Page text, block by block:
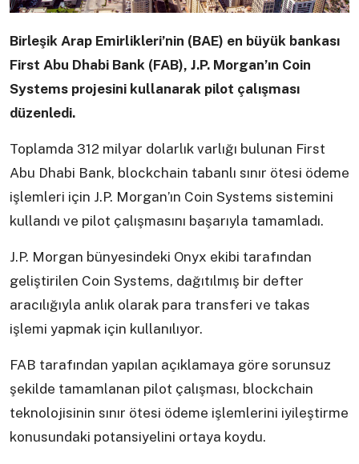
Birleşik Arap Emirlikleri’nin (BAE) en büyük bankası
First Abu Dhabi Bank (FAB), J.P. Morgan’ın Coin
Systems projesini kullanarak pilot çalışması
düzenledi.
Toplamda 312 milyar dolarlık varlığı bulunan First
Abu Dhabi Bank, blockchain tabanlı sınır ötesi ödeme
işlemleri için J.P. Morgan’ın Coin Systems sistemini
kullandı ve pilot çalışmasını başarıyla tamamladı.
J.P. Morgan bünyesindeki Onyx ekibi tarafından
geliştirilen Coin Systems, dağıtılmış bir defter
aracılığıyla anlık olarak para transferi ve takas
işlemi yapmak için kullanılıyor.
FAB tarafından yapılan açıklamaya göre sorunsuz
şekilde tamamlanan pilot çalışması, blockchain
teknolojisinin sınır ötesi ödeme işlemlerini iyileştirme
konusundaki potansiyelini ortaya koydu.